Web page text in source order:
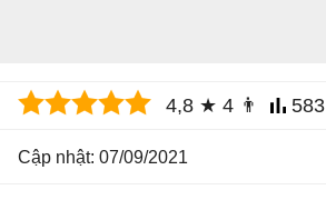
4,8 ★ 4 👨 583
Cập nhật: 07/09/2021